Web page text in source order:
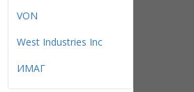
VON
West Industries Inc
ИМАГ